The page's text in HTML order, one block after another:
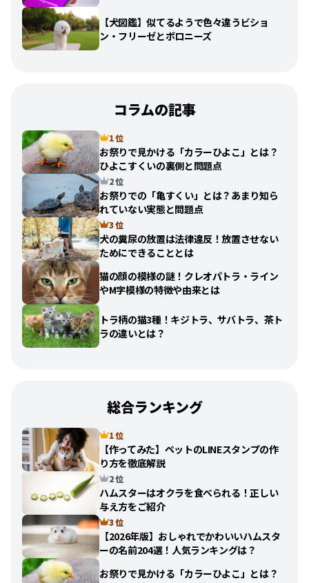
【犬図鑑】似てるようで色々違うビショ
ン・フリーゼとボロニーズ
コラムの記事
1 位
お祭りで見かける「カラーひよこ」とは？
ひよこすくいの裏側と問題点
2 位
お祭りでの「亀すくい」とは？あまり知ら
れていない実態と問題点
3 位
犬の糞尿の放置は法律違反！放置させない
ためにできることとは
猫の顔の模様の謎！クレオパトラ・ライン
やM字模様の特徴や由来とは
トラ柄の猫3種！キジトラ、サバトラ、茶ト
ラの違いとは？
総合ランキング
1 位
【作ってみた】ペットのLINEスタンプの作
り方を徹底解説
2 位
ハムスターはオクラを食べられる！正しい
与え方をご紹介
3 位
【2026年版】おしゃれでかわいいハムスタ
ーの名前204選！人気ランキングは？
お祭りで見かける「カラーひよこ」とは？